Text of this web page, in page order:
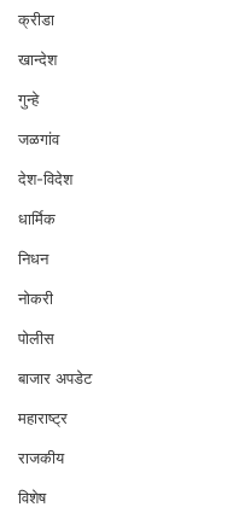
क्रीडा
खान्देश
गुन्हे
जळगांव
देश-विदेश
धार्मिक
निधन
नोकरी
पोलीस
बाजार अपडेट
महाराष्ट्र
राजकीय
विशेष